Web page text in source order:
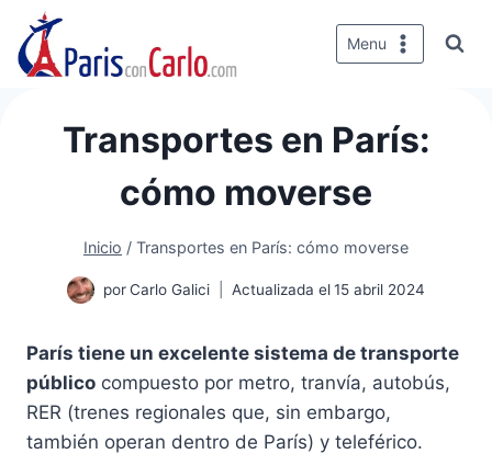
Saltar
contenido
Menu
Transportes en París:
cómo moverse
Inicio / Transportes en París: cómo moverse
porCarlo Galici Actualizada el15 abril 2024
París tiene un excelente sistema de transporte
público compuesto por metro, tranvía, autobús,
RER (trenes regionales que, sin embargo,
también operan dentro de París) y teleférico.